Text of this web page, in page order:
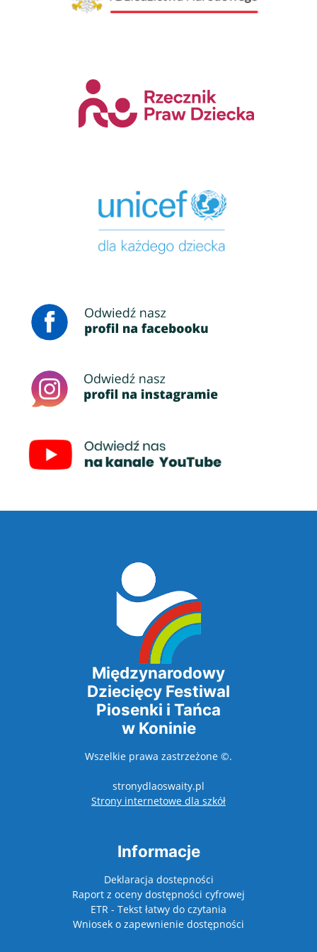
Międzynarodowy
Dziecięcy Festiwal
Piosenki i Tańca
w Koninie
Wszelkie prawa zastrzeżone ©.
stronydlaoswaity.pl
Strony internetowe dla szkółotwiera się w
Informacje
Deklaracja dostepności
Raport z oceny dostępności cyfrowej
ETR - Tekst łatwy do czytania
Wniosek o zapewnienie dostępności